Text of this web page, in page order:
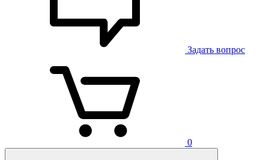
Задать вопрос
0